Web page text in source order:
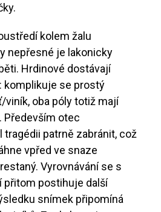
kolem žalu
nepřesné je lakonicky
Hrdinové dostávají
komplikuje se prostý
viník, oba póly totiž mají
Především otec
tragédii patrně zabránit, což
vpřed ve snaze
Vyrovnávání se s
přitom postihuje další
snímek připomíná